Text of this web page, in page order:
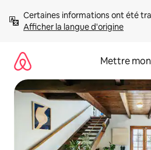
directement
Afficher la langue d'origine
Mettre